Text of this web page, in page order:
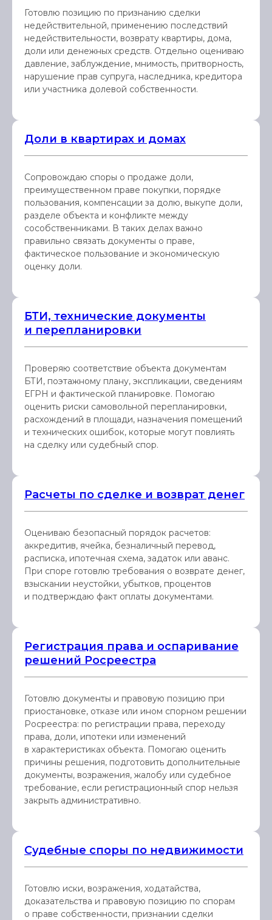
Готовлю позицию по признанию сделки
недействительной, применению последствий
недействительности, возврату квартиры, дома,
доли или денежных средств. Отдельно оцениваю
давление, заблуждение, мнимость, притворность,
нарушение прав супруга, наследника, кредитора
или участника долевой собственности.
Доли в квартирах и домах
Сопровождаю споры о продаже доли,
преимущественном праве покупки, порядке
пользования, компенсации за долю, выкупе доли,
разделе объекта и конфликте между
сособственниками. В таких делах важно
правильно связать документы о праве,
фактическое пользование и экономическую
оценку доли.
БТИ, технические документы
и перепланировки
Проверяю соответствие объекта документам
БТИ, поэтажному плану, экспликации, сведениям
ЕГРН и фактической планировке. Помогаю
оценить риски самовольной перепланировки,
расхождений в площади, назначения помещений
и технических ошибок, которые могут повлиять
на сделку или судебный спор.
Расчеты по сделке и возврат денег
Оцениваю безопасный порядок расчетов:
аккредитив, ячейка, безналичный перевод,
расписка, ипотечная схема, задаток или аванс.
При споре готовлю требования о возврате денег,
взыскании неустойки, убытков, процентов
и подтверждаю факт оплаты документами.
Регистрация права и оспаривание
решений Росреестра
Готовлю документы и правовую позицию при
приостановке, отказе или ином спорном решении
Росреестра: по регистрации права, переходу
права, доли, ипотеки или изменений
в характеристиках объекта. Помогаю оценить
причины решения, подготовить дополнительные
документы, возражения, жалобу или судебное
требование, если регистрационный спор нельзя
закрыть административно.
Судебные споры по недвижимости
Готовлю иски, возражения, ходатайства,
доказательства и правовую позицию по спорам
о праве собственности, признании сделки